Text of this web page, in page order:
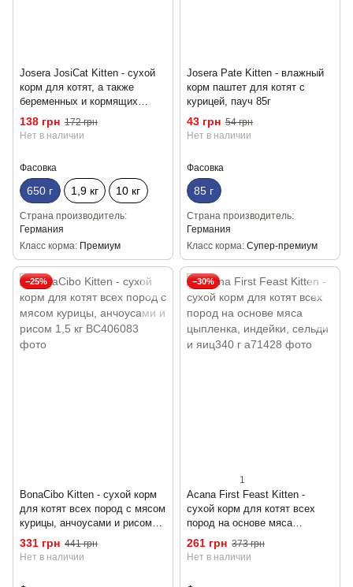
Josera JosiCat Kitten - сухой
корм для котят, а также
беременных и кормящих
кошек с птицей 650 г
138 грн 172 грн
Нет в наличии
Фасовка
650 г 1,9 кг 10 кг
Страна производитель
Германия
Класс корма Премиум
Josera Pate Kitten - влажный
корм паштет для котят с
курицей, пауч 85г
43 грн 54 грн
Нет в наличии
Фасовка
85 г
Страна производитель
Германия
Класс корма Супер-премиум
−25%
BonaCibo Kitten - сухой корм
для котят всех пород с мясом
курицы, анчоусами и рисом
1,5 кг
331 грн 441 грн
Нет в наличии
−30%
1
Acana First Feast Kitten -
сухой корм для котят всех
пород на основе мяса
цыпленка, индейки, сельди и
яиц340 г
261 грн 373 грн
Нет в наличии